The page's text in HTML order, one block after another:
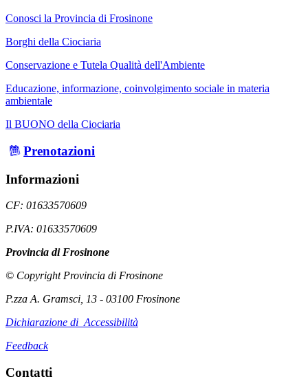
Conosci la Provincia di Frosinone
Borghi della Ciociaria
Conservazione e Tutela Qualità dell'Ambiente
Educazione, informazione, coinvolgimento sociale in materia
ambientale
Il BUONO della Ciociaria
Prenotazioni
Informazioni
CF: 01633570609
P.IVA: 01633570609
Provincia di Frosinone
© Copyright Provincia di Frosinone
P.zza A. Gramsci, 13 - 03100 Frosinone
Dichiarazione di Accessibilità
Feedback
Contatti